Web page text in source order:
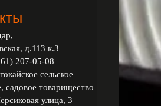
д.113 к.3
207-05-08
сельское
садовое товарищество
улица, 3